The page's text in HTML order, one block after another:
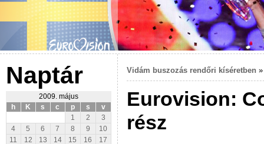
Naptár
2009. május
h
K s c p s
v
1
2
3
4
5 6 7 8 9
10
11
12 13 14 15 16
17
Vidám buszozás rendőri kíséretben
Eurovision:
rész